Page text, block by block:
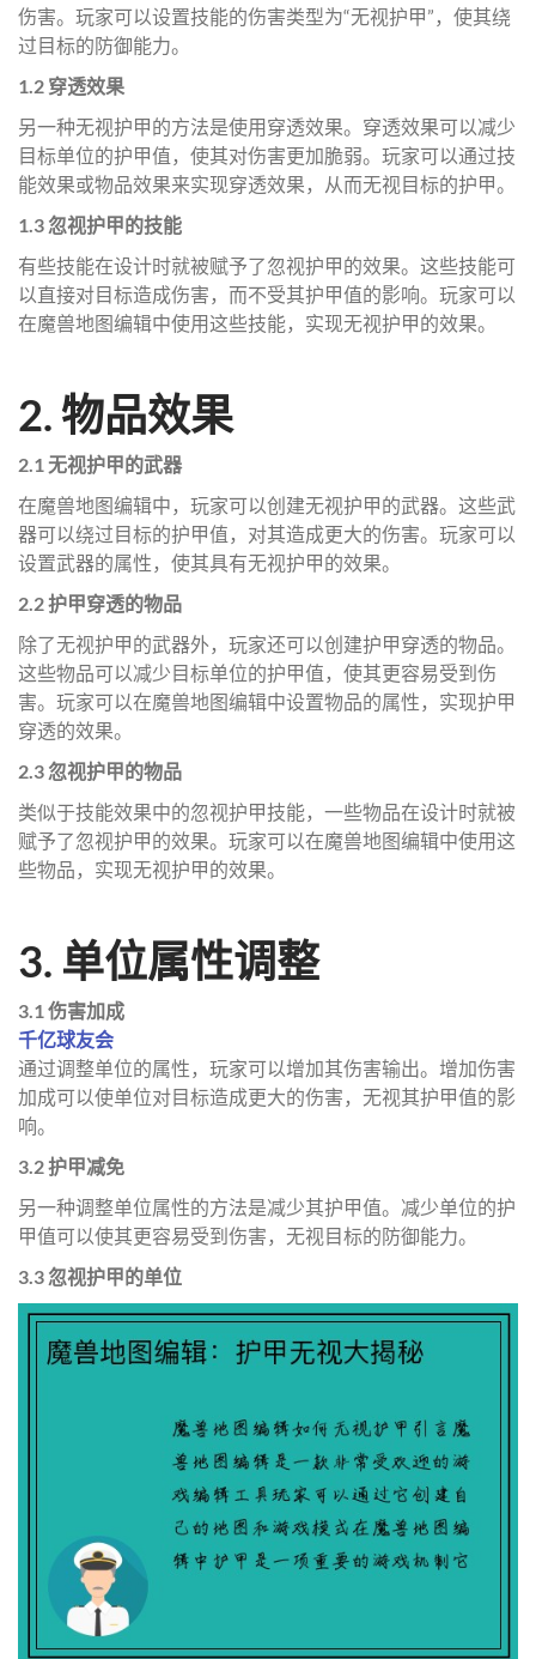
伤害。玩家可以设置技能的伤害类型为“无视护甲”，使其绕
过目标的防御能力。
1.2 穿透效果
另一种无视护甲的方法是使用穿透效果。穿透效果可以减少
目标单位的护甲值，使其对伤害更加脆弱。玩家可以通过技
能效果或物品效果来实现穿透效果，从而无视目标的护甲。
1.3 忽视护甲的技能
有些技能在设计时就被赋予了忽视护甲的效果。这些技能可
以直接对目标造成伤害，而不受其护甲值的影响。玩家可以
在魔兽地图编辑中使用这些技能，实现无视护甲的效果。
2. 物品效果
2.1 无视护甲的武器
在魔兽地图编辑中，玩家可以创建无视护甲的武器。这些武
器可以绕过目标的护甲值，对其造成更大的伤害。玩家可以
设置武器的属性，使其具有无视护甲的效果。
2.2 护甲穿透的物品
除了无视护甲的武器外，玩家还可以创建护甲穿透的物品。
这些物品可以减少目标单位的护甲值，使其更容易受到伤
害。玩家可以在魔兽地图编辑中设置物品的属性，实现护甲
穿透的效果。
2.3 忽视护甲的物品
类似于技能效果中的忽视护甲技能，一些物品在设计时就被
赋予了忽视护甲的效果。玩家可以在魔兽地图编辑中使用这
些物品，实现无视护甲的效果。
3. 单位属性调整
3.1 伤害加成
千亿球友会
通过调整单位的属性，玩家可以增加其伤害输出。增加伤害
加成可以使单位对目标造成更大的伤害，无视其护甲值的影
响。
3.2 护甲减免
另一种调整单位属性的方法是减少其护甲值。减少单位的护
甲值可以使其更容易受到伤害，无视目标的防御能力。
3.3 忽视护甲的单位